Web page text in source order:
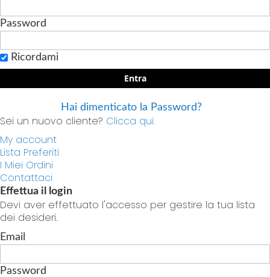
Password
Ricordami
Entra
Hai dimenticato la Password?
Sei un nuovo cliente? Clicca qui.
My account
Lista Preferiti
I Miei Ordini
Contattaci
Effettua il login
Devi aver effettuato l'accesso per gestire la tua lista
dei desideri.
Email
Password